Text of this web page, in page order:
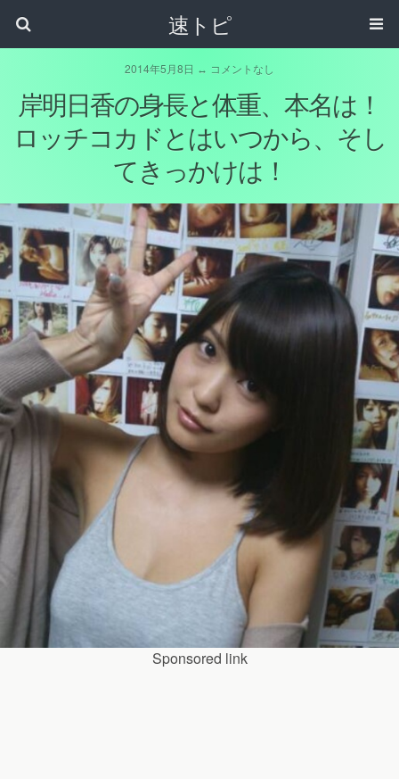
速トピ
2014年5月8日 ↔ コメントなし
岸明日香の身長と体重、本名は！
ロッチコカドとはいつから、そし
てきっかけは！
Sponsored link